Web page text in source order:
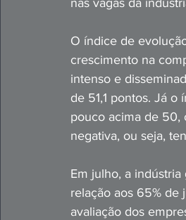
nas vagas da
O índice de
crescimento na
intenso e
de 51,1 pontos. Já
pouco acima de 50,
negativa, ou seja,
Em julho, a indústria
relação aos 65% de
avaliação dos